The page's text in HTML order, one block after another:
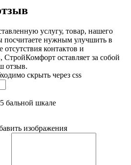
услугу, товар, нашего
посчитаете нужным улучшить в
контактов и
оставляет за собой
отзыв.
скрыть через css
бальной шкале
изображения